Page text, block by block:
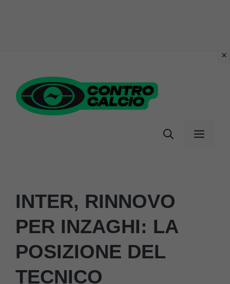
contenuto
Menu
INTER, RINNOVO
PER INZAGHI: LA
POSIZIONE DEL
TECNICO